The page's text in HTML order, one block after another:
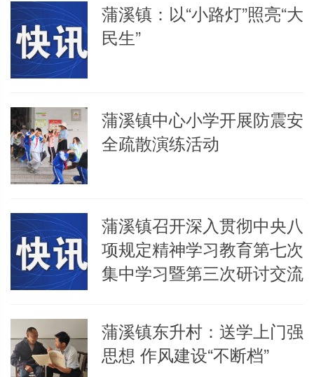
蒲溪镇：以“小路灯”照亮“大
民生”
蒲溪镇中心小学开展防震安
全疏散演练活动
蒲溪镇召开深入贯彻中央八
项规定精神学习教育第七次
集中学习暨第三次研讨交流
蒲溪镇东升村：送学上门强
思想 作风建设“不断档”